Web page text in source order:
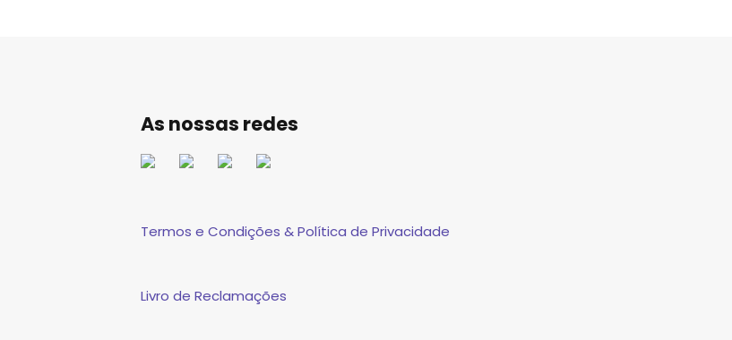
As nossas redes
Termos e Condições & Política de Privacidade
Livro de Reclamações